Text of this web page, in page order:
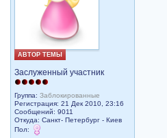
АВТОР ТЕМЫ
Заслуженный участник
Группа:Заблокированные
Регистрация: 21 Дек 2010, 23:16
Сообщений: 9011
Откуда: Санкт- Петербург - Киев
Пол: